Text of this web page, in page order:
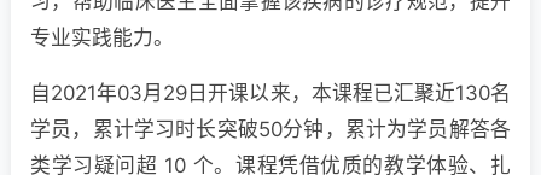
专业实践能力。
自2021年03月29日开课以来，本课程已汇聚近130名
学员，累计学习时长突破50分钟，累计为学员解答各
类学习疑问超 10 个。课程凭借优质的教学体验、扎